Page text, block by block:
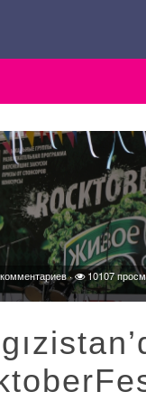
· 10107